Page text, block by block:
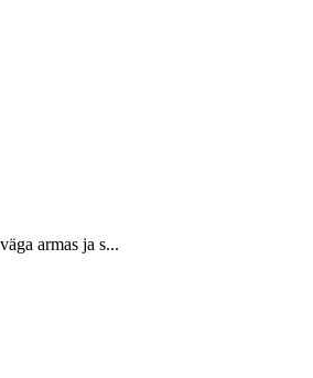
armas ja s...